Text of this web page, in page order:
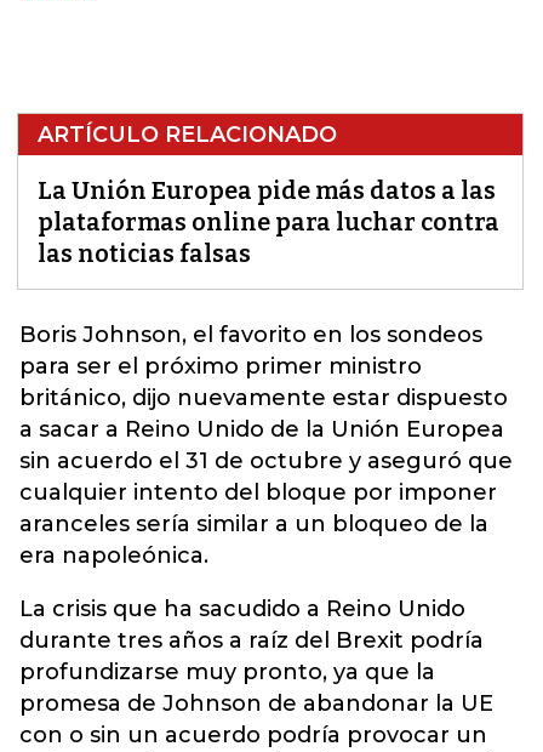
ARTÍCULO RELACIONADO
La Unión Europea pide más datos a las
plataformas online para luchar contra
las noticias falsas
Boris Johnson, el favorito en los sondeos
para ser el próximo primer ministro
británico, dijo nuevamente estar dispuesto
a sacar a Reino Unido de la Unión Europea
sin acuerdo el 31 de octubre y aseguró que
cualquier intento del bloque por imponer
aranceles sería similar a un bloqueo de la
era napoleónica.
La crisis que ha sacudido a Reino Unido
durante tres años a raíz del Brexit podría
profundizarse muy pronto, ya que la
promesa de Johnson de abandonar la UE
con o sin un acuerdo podría provocar un